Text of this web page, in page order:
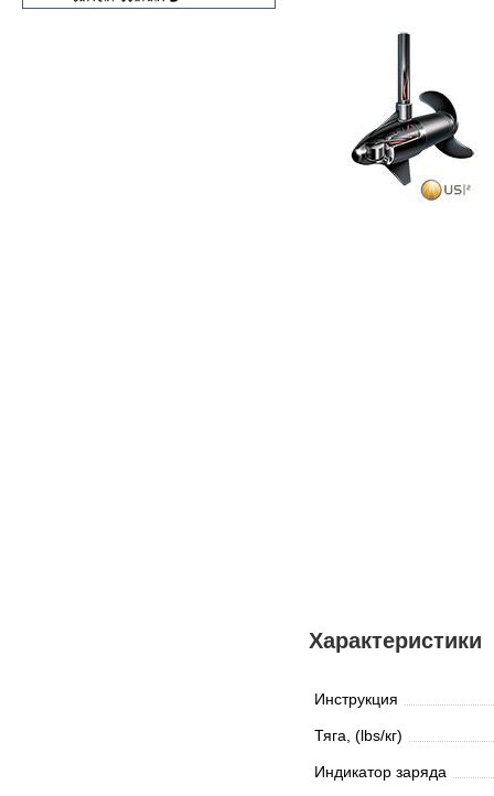
Характеристики
Инструкция
Тяга, (lbs/кг)
Индикатор заряда